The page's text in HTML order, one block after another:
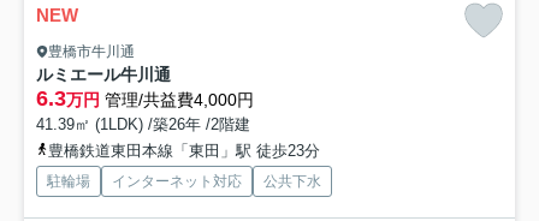
NEW
豊橋市牛川通
ルミエール牛川通
6.3万円 管理/共益費4,000円
41.39㎡ (1LDK) /築26年 /2階建
豊橋鉄道東田本線「東田」駅 徒歩23分
駐輪場 インターネット対応 公共下水